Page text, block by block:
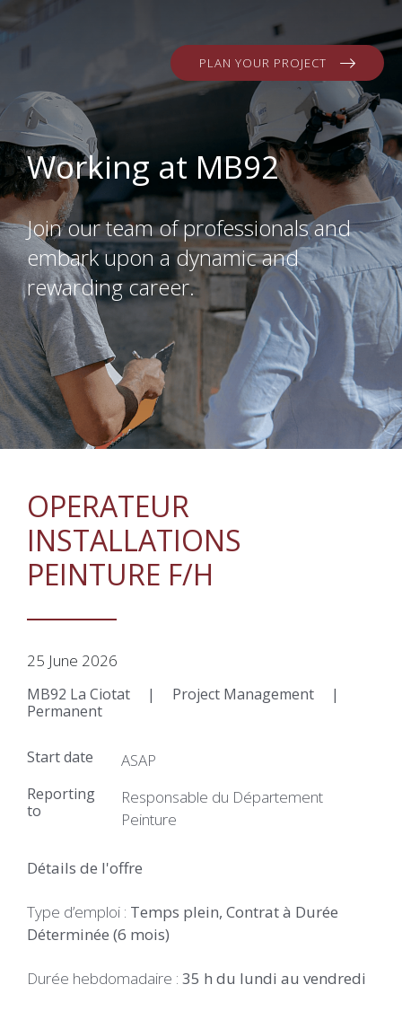
PLAN YOUR PROJECT
Working at MB92
Join our team of professionals and
embark upon a dynamic and
rewarding career.
OPERATEUR
INSTALLATIONS
PEINTURE F/H
25 June 2026
MB92 La Ciotat | Project Management
|
Permanent
Start date ASAP
Reporting
to
Responsable du Département
Peinture
Détails de l'offre
Type d’emploi : Temps plein, Contrat à Durée
Déterminée (6 mois)
Durée hebdomadaire : 35 h du lundi au vendredi